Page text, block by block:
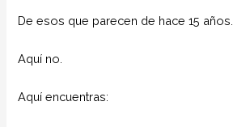
De esos que parecen de hace 15 años.
Aquí no.
Aquí encuentras: